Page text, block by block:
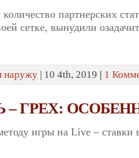
партнерских
сетке, вынудили
наружу | 10 4th, 2019 | 1
ГРЕХ:
игры на Live – ставки